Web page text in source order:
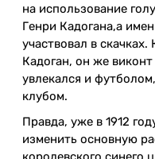
на использование
Генри Кадогана,а
участвовал в
Кадоган, он же
увлекался и
клубом.
Правда, уже в 1912
изменить основную